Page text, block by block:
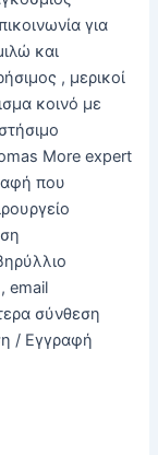
για
και
, μερικοί
κοινό με
More expert
που
email
σύνθεση
/ Εγγραφή